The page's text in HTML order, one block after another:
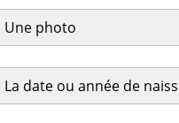
Une photo
La date ou année de